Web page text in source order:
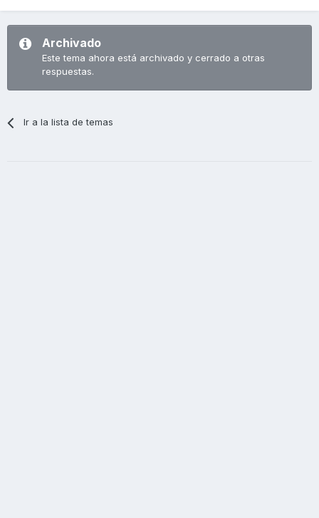
Archivado
Este tema ahora está archivado y cerrado a otras
respuestas.
Ir a la lista de temas